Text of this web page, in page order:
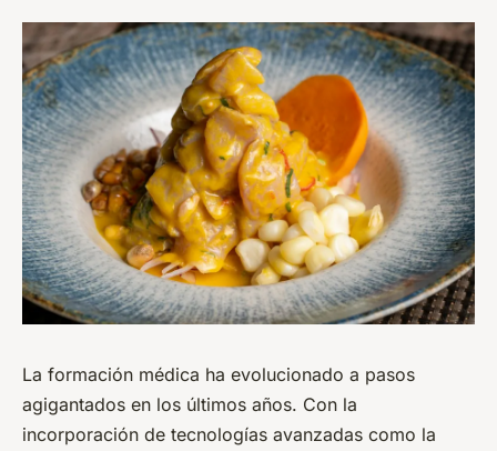
La formación médica ha evolucionado a pasos
agigantados en los últimos años. Con la
incorporación de tecnologías avanzadas como la